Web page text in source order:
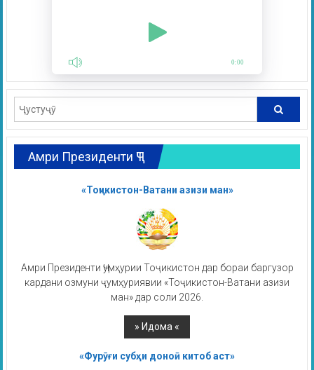
0:00
Амри Президенти ҶТ
«Тоҷикистон-Ватани азизи ман»
Амри Президенти Ҷумҳурии Тоҷикистон дар бораи баргузор
кардани озмуни ҷумҳуриявии «Тоҷикистон-Ватани азизи
ман» дар соли 2026.
«Фурӯғи субҳи доноӣ китоб аст»